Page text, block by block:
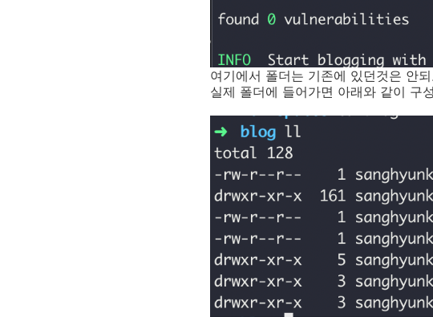
여기에서 폴더는 기존에 있던것은 안
실제 폴더에 들어가면 아래와 같이 구